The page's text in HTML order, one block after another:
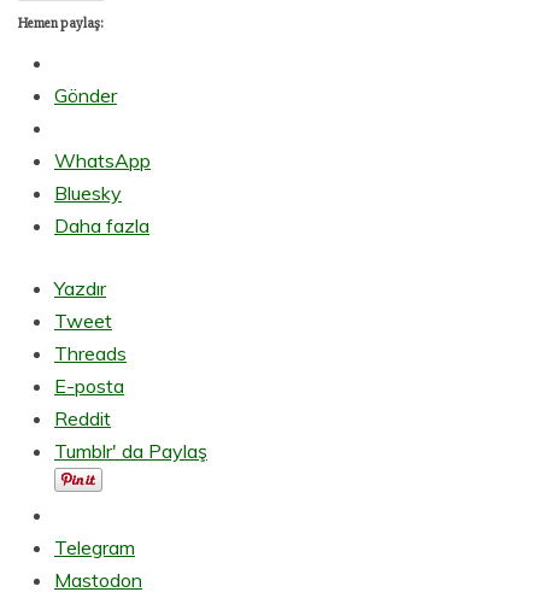
Hemen paylaş:
Gönder
WhatsApp
Bluesky
Daha fazla
Yazdır
Tweet
Threads
E-posta
Reddit
Tumblr' da Paylaş
Telegram
Mastodon